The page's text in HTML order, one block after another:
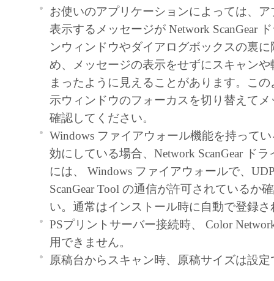
「本ソフトウェア」を使用させることがで
るコンピューターの使用者に本契約書上の
を遵守させるとともに、その履行に関し全
を条件とします。
(2) お客様は、上記(1)に基づいて「本ソフ
するためのバックアップとして、「本ソフ
部、複製することができます。
(3) 上記(1)および(2)に定める場合を除き、
ヤノンのライセンサーのいかなる知的財産
と黙示たるとを問わず、本契約書によって
るいは許諾されるものではありません。
２．制限
(1) お客様は、再使用許諾、譲渡、販売、
くは貸与その他の方法により、第三者に「
ア」を使用させることはできません。
お使いのアプリケーションによっては、
表示するメッセージが Network ScanGear
ンウィンドウやダイアログボックスの裏
め、メッセージの表示をせずにスキャン
まったように見えることがあります。こ
示ウィンドウのフォーカスを切り替えて
確認してください。
Windows ファイアウォール機能を持って
効にしている場合、Network ScanGear ド
には、 Windows ファイアウォールで、
ScanGear Tool の通信が許可されているか
い。通常はインストール時に自動で登録さ
PSプリントサーバー接続時、 Color
用できません。
原稿台からスキャン時、原稿サイズは設